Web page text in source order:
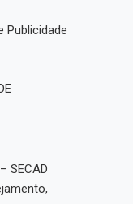
Publicidade
SECAD